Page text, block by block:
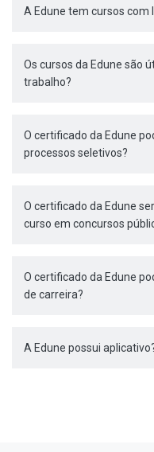
A Edune tem cursos com
Os cursos da Edune são
trabalho?
O certificado da Edune
processos seletivos?
O certificado da Edune
curso em concursos
O certificado da Edune
de carreira?
A Edune possui